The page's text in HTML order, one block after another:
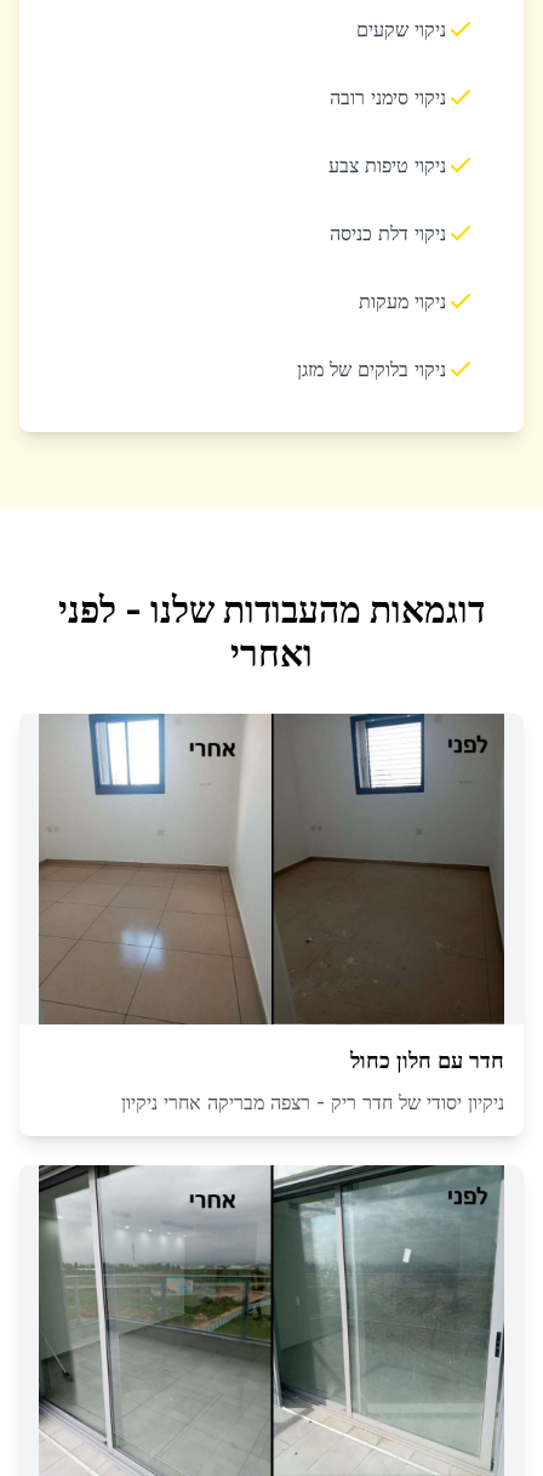
ניקוי שקעים
ניקוי סימני רובה
ניקוי טיפות צבע
ניקוי דלת כניסה
ניקוי מעקות
ניקוי בלוקים של מזגן
דוגמאות מהעבודות שלנו - לפני
ואחרי
חדר עם חלון כחול
ניקיון יסודי של חדר ריק - רצפה מבריקה אחרי ניקיון